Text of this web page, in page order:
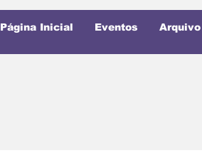
Página Inicial Eventos Arquivo